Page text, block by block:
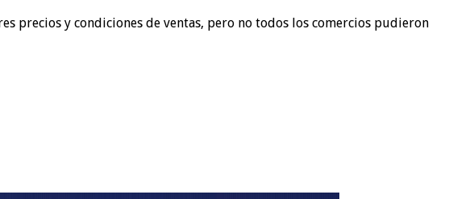
precios y condiciones de ventas, pero no todos los comercios pudieron